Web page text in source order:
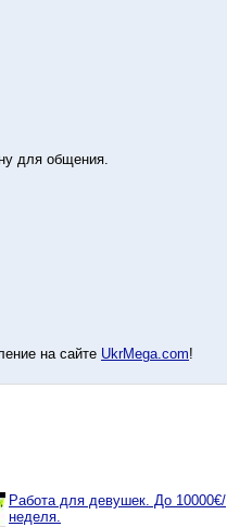
для общения.
на сайте UkrMega.com!
Работа для девушек. До 10000€/
неделя.